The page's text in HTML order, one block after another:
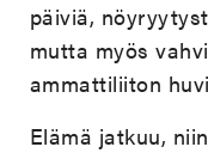
päiviä,
mutta myös
ammattiliiton
Elämä jatkuu,